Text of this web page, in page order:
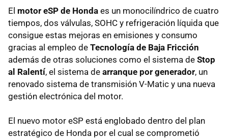
El motor eSP de Honda es un monocilíndrico de cuatro
tiempos, dos válvulas, SOHC y refrigeración líquida que
consigue estas mejoras en emisiones y consumo
gracias al empleo de Tecnología de Baja Fricción
además de otras soluciones como el sistema de Stop
al Ralentí, el sistema de arranque por generador, un
renovado sistema de transmisión V-Matic y una nueva
gestión electrónica del motor.
El nuevo motor eSP está englobado dentro del plan
estratégico de Honda por el cual se comprometió